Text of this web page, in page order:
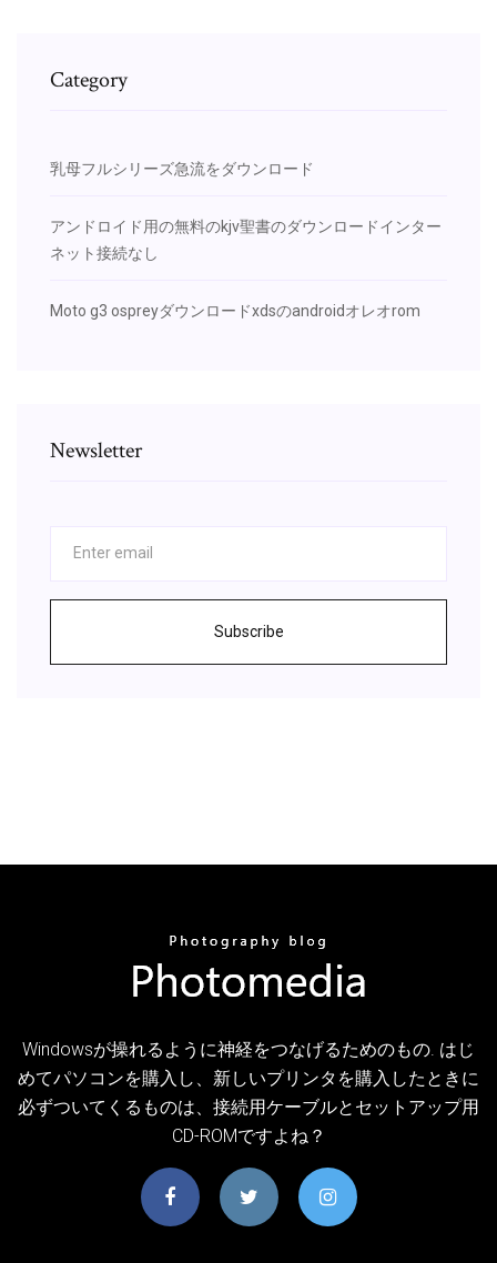
Category
乳母フルシリーズ急流をダウンロード
アンドロイド用の無料のkjv聖書のダウンロードインター
ネット接続なし
Moto g3 ospreyダウンロードxdsのandroidオレオrom
Newsletter
Subscribe
Windowsが操れるように神経をつなげるためのもの. はじ
めてパソコンを購入し、新しいプリンタを購入したときに
必ずついてくるものは、接続用ケーブルとセットアップ用
CD-ROMですよね？